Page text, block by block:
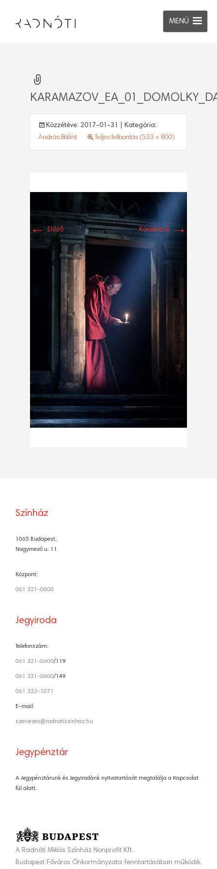
MENÜ
Közzétéve: 2017-01-31
| Kategória:
András Bálint
Teljes felbontás (533 × 800)
← Előző Következő →
Színház
1065 Budapest,
Nagymező u. 11.
Központ:
061 321-0600
Jegyiroda
Telefonszám:
061 321-0600/119
061 321-0600/149
061 322-1071
E-mail:
szervezes@radnotiszinhaz.hu
Jegypénztár
A Jegypénztárunk és Jegyirodánk nyitvatartását megtalálja a Kapcsolat
fül alatt.
A Radnóti Miklós Színház Nonprofit Kft.
Budapest Főváros Önkormányzata fenntartásában működik.